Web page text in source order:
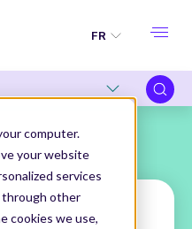
computer.
your website
services
through other
cookies we use,
FR